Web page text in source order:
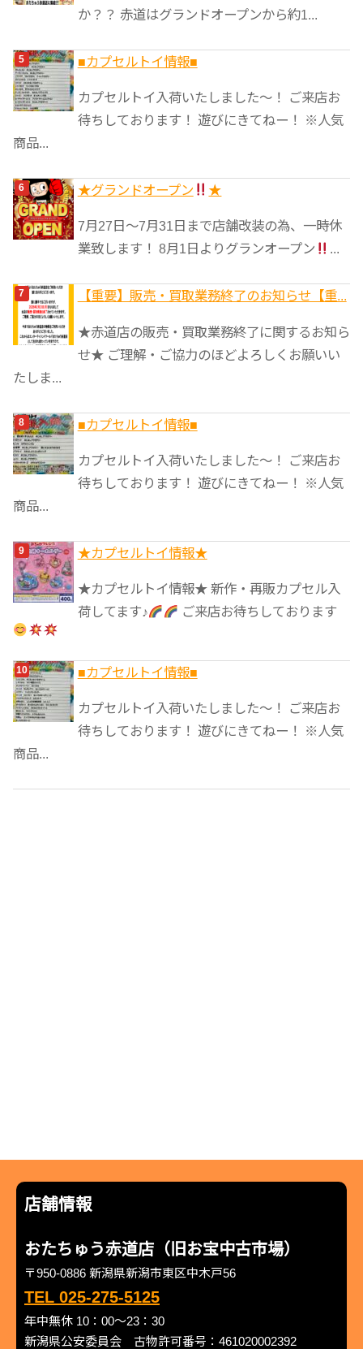
か？？ 赤道はグランドオープンから約1...
■カプセルトイ情報■
カプセルトイ入荷いたしました〜！ ご来店お
待ちしております！ 遊びにきてねー！ ※人気
商品...
★グランドオープン ★
7月27日〜7月31日まで店舗改装の為、一時休
業致します！ 8月1日よりグランオープン
...
【重要】販売・買取業務終了のお知らせ【重...
★赤道店の販売・買取業務終了に関するお知ら
せ★ ご理解・ご協力のほどよろしくお願いい
たしま...
■カプセルトイ情報■
カプセルトイ入荷いたしました〜！ ご来店お
待ちしております！ 遊びにきてねー！ ※人気
商品...
★カプセルトイ情報★
★カプセルトイ情報★ 新作・再販カプセル入
荷してます♪
ご来店お待ちしております
■カプセルトイ情報■
カプセルトイ入荷いたしました〜！ ご来店お
待ちしております！ 遊びにきてねー！ ※人気
商品...
店舗情報
おたちゅう赤道店（旧お宝中古市場）
〒950-0886 新潟県新潟市東区中木戸56
TEL 025-275-5125
年中無休 10：00～23：30
新潟県公安委員会 古物許可番号：461020002392